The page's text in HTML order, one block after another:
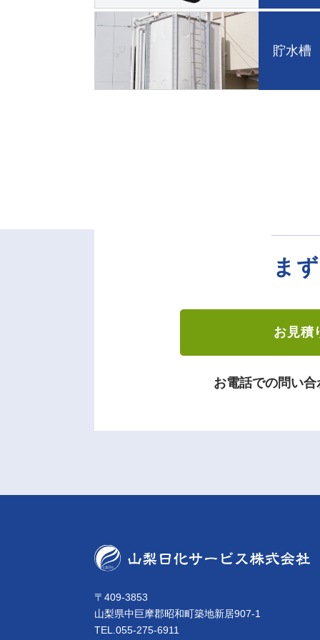
貯水槽
ま
お見積
お電話での問い合
〒409-3853
山梨県中巨摩郡昭和町築地新居907-1
TEL.055-275-6911